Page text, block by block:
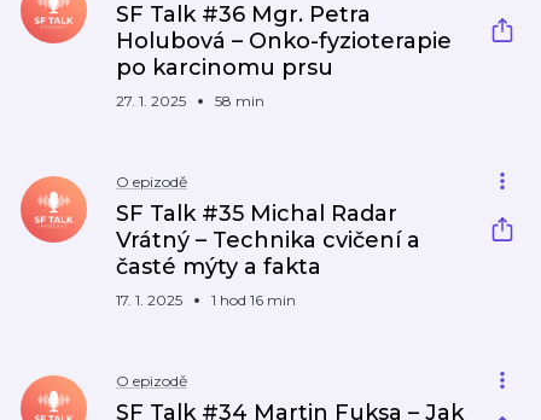
SF Talk #36 Mgr. Petra
Holubová – Onko-fyzioterapie
po karcinomu prsu
27. 1. 2025 58 min
O epizodě
SF Talk #35 Michal Radar
Vrátný – Technika cvičení a
časté mýty a fakta
17. 1. 2025 1 hod 16 min
O epizodě
SF Talk #34 Martin Fuksa – Jak